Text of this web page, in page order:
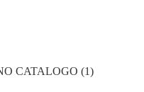
CATALOGO (1)